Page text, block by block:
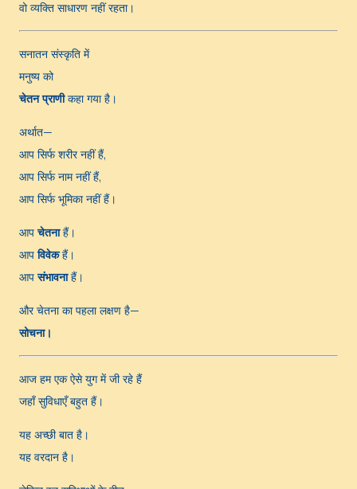
वो व्यक्ति साधारण नहीं रहता।
सनातन संस्कृति में
मनुष्य को
चेतन प्राणीकहा गया है।
अर्थात—
आप सिर्फ शरीर नहीं हैं,
आप सिर्फ नाम नहीं हैं,
आप सिर्फ भूमिका नहीं हैं।
आपचेतनाहैं।
आपविवेकहैं।
आपसंभावनाहैं।
और चेतना का पहला लक्षण है—
सोचना।
आज हम एक ऐसे युग में जी रहे हैं
जहाँ सुविधाएँ बहुत हैं।
यह अच्छी बात है।
यह वरदान है।